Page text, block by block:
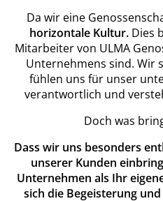
Da wir eine
horizontale Kultur. Dies
Mitarbeiter von ULMA
Unternehmens sind. Wir
fühlen uns für unser
verantwortlich und
Doch was
Dass wir uns besonders
unserer Kunden
Unternehmen als Ihr
sich die Begeisterung